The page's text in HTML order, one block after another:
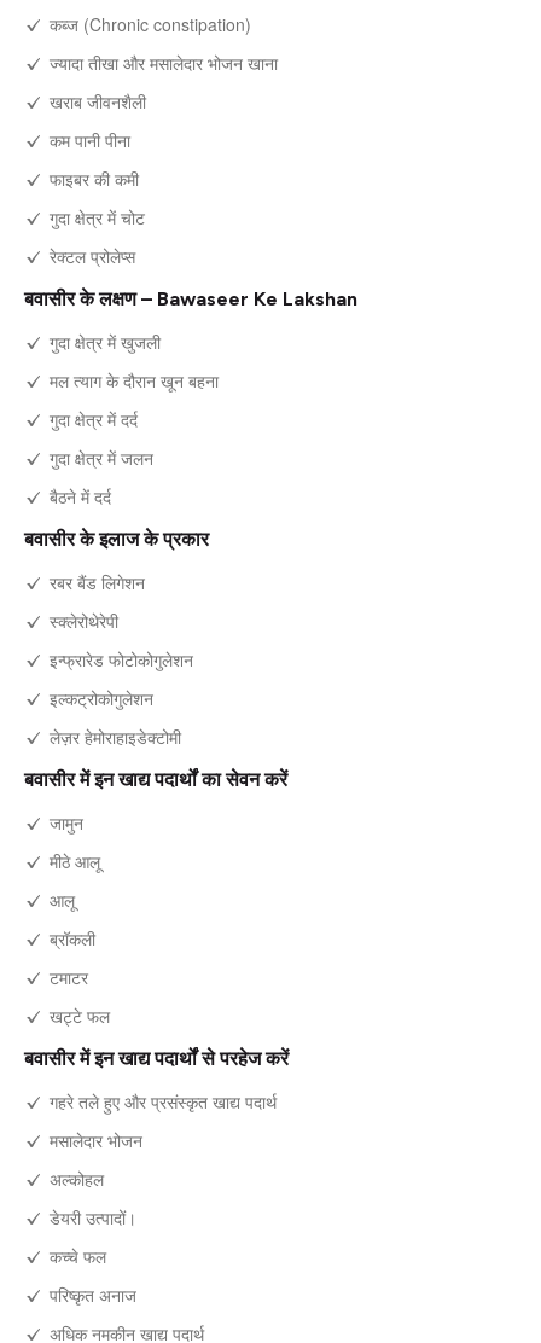
कब्ज (Chronic constipation)
ज्यादा तीखा और मसालेदार भोजन खाना
खराब जीवनशैली
कम पानी पीना
फाइबर की कमी
गुदा क्षेत्र में चोट
रेक्टल प्रोलेप्स
बवासीर के लक्षण – Bawaseer Ke Lakshan
गुदा क्षेत्र में खुजली
मल त्याग के दौरान खून बहना
गुदा क्षेत्र में दर्द
गुदा क्षेत्र में जलन
बैठने में दर्द
बवासीर के इलाज के प्रकार
रबर बैंड लिगेशन
स्क्लेरोथेरेपी
इन्फ्रारेड फोटोकोगुलेशन
इल्कट्रोकोगुलेशन
लेज़र हेमोराहाइडेक्टोमी
बवासीर में इन खाद्य पदार्थों का सेवन करें
जामुन
मीठे आलू
आलू
ब्रॉकली
टमाटर
खट्टे फल
बवासीर में इन खाद्य पदार्थों से परहेज करें
गहरे तले हुए और प्रसंस्कृत खाद्य पदार्थ
मसालेदार भोजन
अल्कोहल
डेयरी उत्पादों।
कच्चे फल
परिष्कृत अनाज
अधिक नमकीन खाद्य पदार्थ